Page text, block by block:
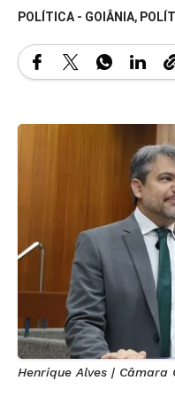
POLÍTICA - GOIÂNIA,
Henrique Alves | Câmara